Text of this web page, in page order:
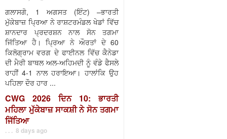
ਗਲਾਸਗੋ, 1 ਅਗਸਤ (ਇੰਟ) –ਭਾਰਤੀ
ਮੁੱਕੇਬਾਜ਼ ਪ੍ਰਿਆ ਨੇ ਰਾਸ਼ਟਰਮੰਡਲ ਖੇਡਾਂ ਵਿੱਚ
ਸ਼ਾਨਦਾਰ ਪ੍ਰਦਰਸ਼ਨ ਨਾਲ ਸੋਨ ਤਗਮਾ
ਜਿੱਤਿਆ ਹੈ। ਪ੍ਰਿਆ ਨੇ ਔਰਤਾਂ ਦੇ 60
ਕਿਲੋਗ੍ਰਾਮ ਵਰਗ ਦੇ ਫਾਈਨਲ ਵਿੱਚ ਕੈਨੇਡਾ
ਦੀ ਮੈਰੀ ਬਾਥਲ ਅਲ-ਅਹਿਮਦੀ ਨੂੰ ਵੰਡੇ ਫੈਸਲੇ
ਰਾਹੀਂ 4-1 ਨਾਲ ਹਰਾਇਆ। ਹਾਲਾਂਕਿ ਉਹ
ਪਹਿਲਾ ਦੌਰ ਹਾਰ ...
CWG 2026 ਦਿਨ 10: ਭਾਰਤੀ
ਮਹਿਲਾ ਮੁੱਕੇਬਾਜ਼ ਸਾਕਸ਼ੀ ਨੇ ਸੋਨ ਤਗਮਾ
ਜਿੱਤਿਆ
. . . 8 days ago